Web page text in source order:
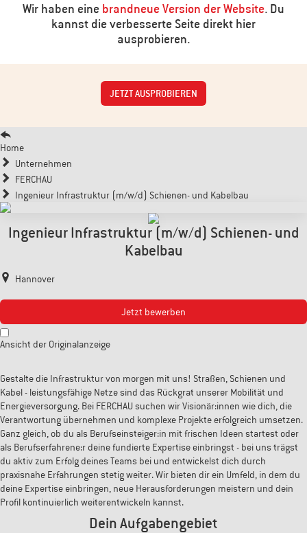
Wir haben eine brandneue Version der Website. Du
kannst die verbesserte Seite direkt hier
ausprobieren.
JETZT AUSPROBIEREN
Home
Unternehmen
FERCHAU
Ingenieur Infrastruktur (m/w/d) Schienen- und Kabelbau
Ingenieur Infrastruktur (m/w/d) Schienen- und
Kabelbau
Hannover
Jetzt bewerben
Ansicht der Originalanzeige
Gestalte die Infrastruktur von morgen mit uns! Straßen, Schienen und
Kabel - leistungsfähige Netze sind das Rückgrat unserer Mobilität und
Energieversorgung. Bei FERCHAU suchen wir Visionär:innen wie dich, die
Verantwortung übernehmen und komplexe Projekte erfolgreich umsetzen.
Ganz gleich, ob du als Berufseinsteiger:in mit frischen Ideen startest oder
als Berufserfahrene:r deine fundierte Expertise einbringst - bei uns trägst
du aktiv zum Erfolg deines Teams bei und entwickelst dich durch
praxisnahe Erfahrungen stetig weiter. Wir bieten dir ein Umfeld, in dem du
deine Expertise einbringen, neue Herausforderungen meistern und dein
Profil kontinuierlich weiterentwickeln kannst.
Dein Aufgabengebiet